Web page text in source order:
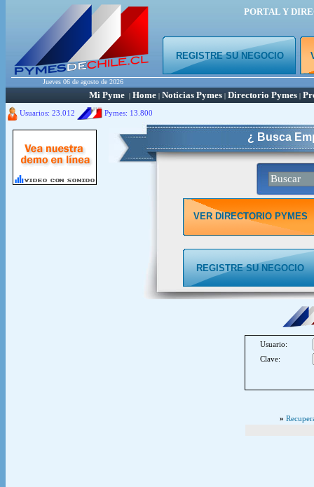
PORTAL Y
REGISTRE SU NEGOCIO
Jueves 06 de agosto de 2026
Mi Pyme | Home | Noticias Pymes | Directorio Pymes |
Usuarios: 23.012 Pymes: 13.800
¿ Busca
VER DIRECTORIO PYMES
REGISTRE SU NEGOCIO
Usuario:
Clave:
»